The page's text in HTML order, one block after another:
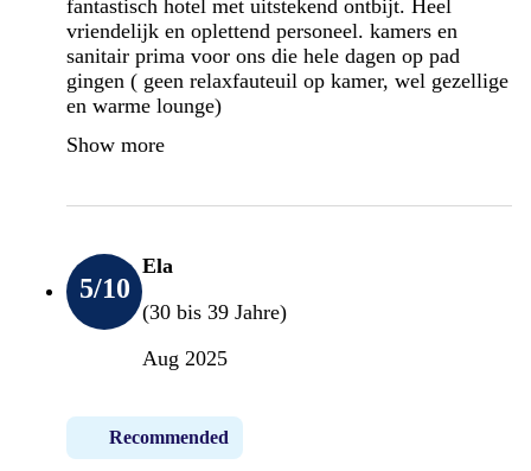
fantastisch hotel met uitstekend ontbijt. Heel
vriendelijk en oplettend personeel. kamers en
sanitair prima voor ons die hele dagen op pad
gingen ( geen relaxfauteuil op kamer, wel gezellige
en warme lounge)
Show more
5/10
Ela
(30 bis 39 Jahre)
Aug 2025
Recommended